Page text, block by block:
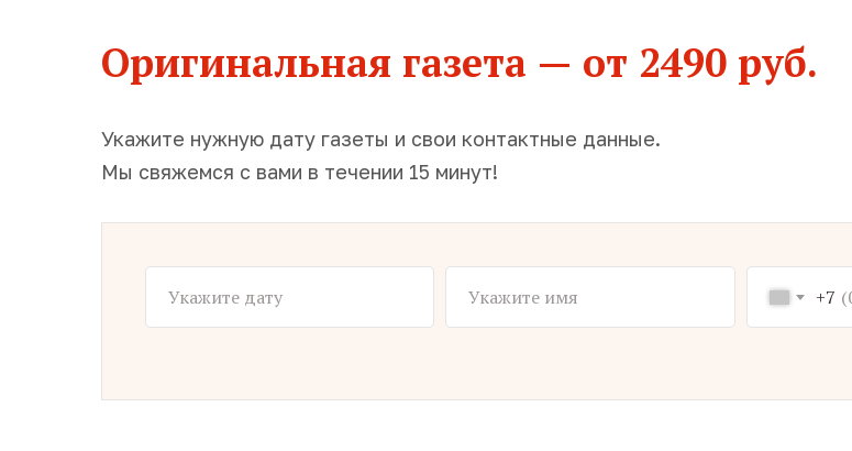
Оригинальная газета — от 2490 руб.
Укажите нужную дату газеты и свои контактные данные.
Мы свяжемся с вами в течении 15 минут!
+7